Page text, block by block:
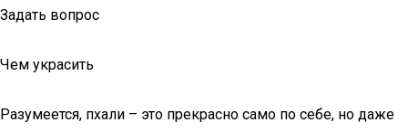
Задать вопрос
Чем украсить
Разумеется, пхали – это прекрасно само по себе, но даже